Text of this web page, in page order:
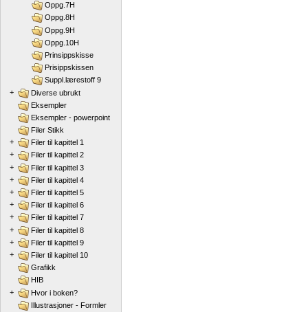
Oppg.7H
Oppg.8H
Oppg.9H
Oppg.10H
Prinsippskisse
Prisippskissen
Suppl.lærestoff 9
+
Diverse ubrukt
Eksempler
Eksempler - powerpoint
Filer Stikk
+
Filer til kapittel 1
+
Filer til kapittel 2
+
Filer til kapittel 3
+
Filer til kapittel 4
+
Filer til kapittel 5
+
Filer til kapittel 6
+
Filer til kapittel 7
+
Filer til kapittel 8
+
Filer til kapittel 9
+
Filer til kapittel 10
Grafikk
HIB
+
Hvor i boken?
Illustrasjoner - Formler